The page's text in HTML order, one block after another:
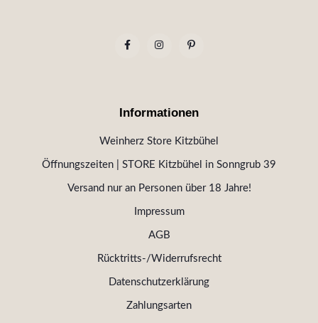
Informationen
Weinherz Store Kitzbühel
Öffnungszeiten | STORE Kitzbühel in Sonngrub 39
Versand nur an Personen über 18 Jahre!
Impressum
AGB
Rücktritts-/Widerrufsrecht
Datenschutzerklärung
Zahlungsarten